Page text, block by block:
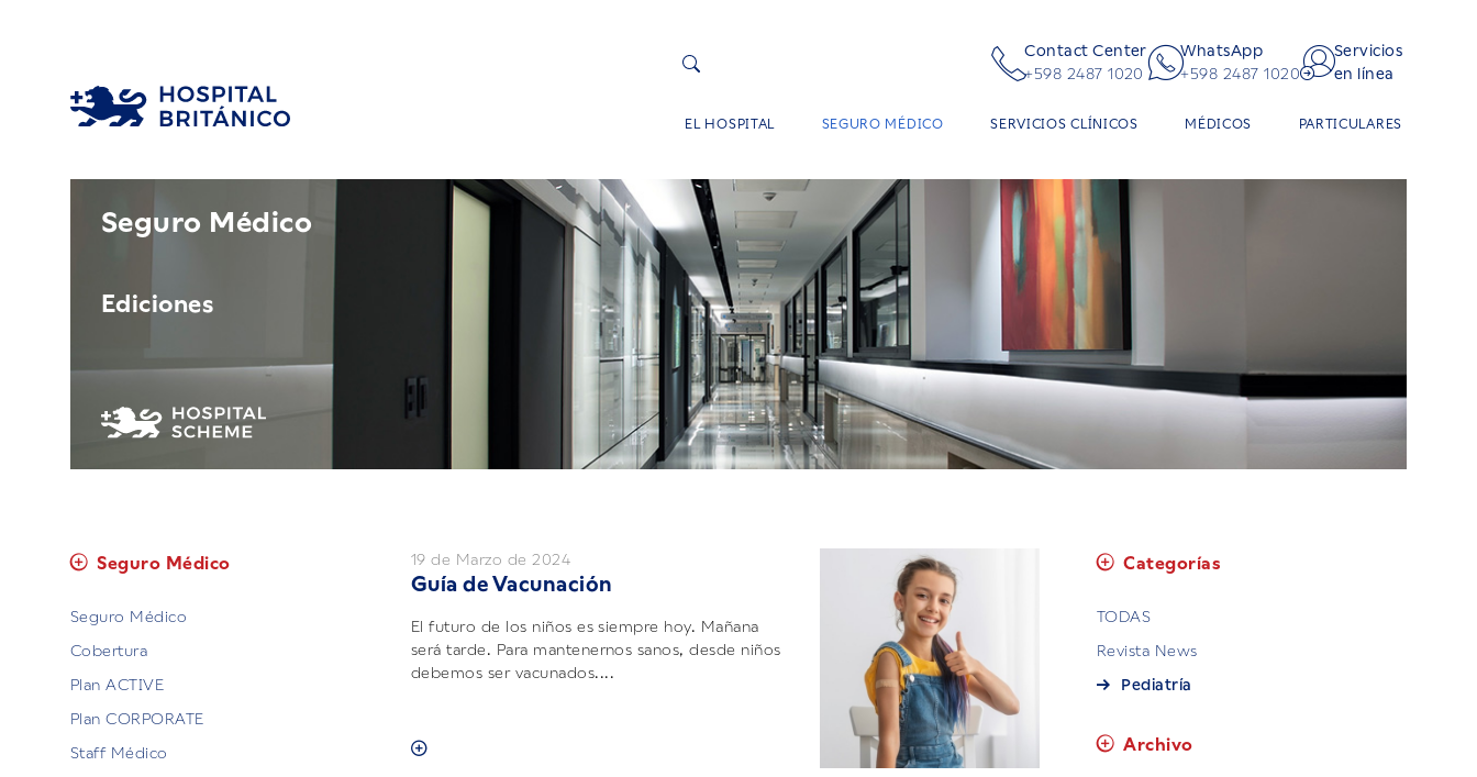
Contact Center
+598 2487 1020
WhatsApp
+598 2487 1020
Servicios
en línea
EL HOSPITAL SEGURO MÉDICO SERVICIOS CLÍNICOS MÉDICOS PARTICULARES
Seguro Médico
Ediciones
Seguro Médico
Seguro Médico
Cobertura
Plan ACTIVE
Plan CORPORATE
Staff Médico
19 de Marzo de 2024
Guía de Vacunación
El futuro de los niños es siempre hoy. Mañana
será tarde. Para mantenernos sanos, desde niños
debemos ser vacunados....
Categorías
TODAS
Revista News
Pediatría
Archivo